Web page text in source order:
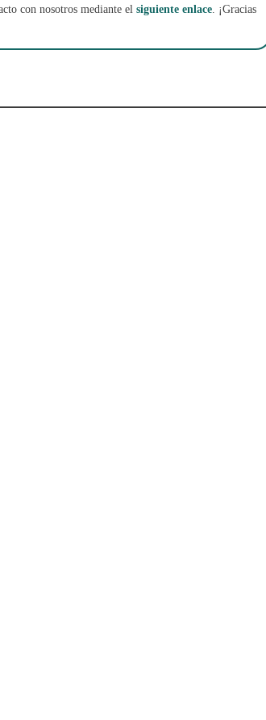
con nosotros mediante el siguiente enlace. ¡Gracias